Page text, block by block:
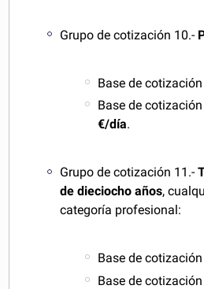
Grupo de cotización 10.-
Base de
Base de
€/día.
Grupo de cotización 11.-
de dieciocho años,
categoría profesional:
Base de
Base de